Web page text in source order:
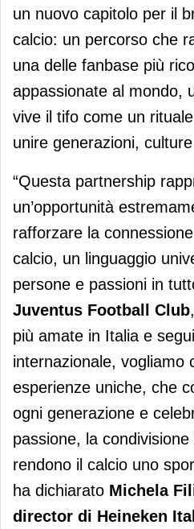
un nuovo capitolo per il
calcio: un percorso che
una delle fanbase più
appassionate al mondo,
vive il tifo come un
unire generazioni,
“Questa partnership
un’opportunità
rafforzare la
calcio, un linguaggio
persone e passioni in
Juventus Football Club
più amate in Italia e
internazionale, vogliamo
esperienze uniche, che
ogni generazione e
passione, la
rendono il calcio uno
ha dichiarato Michela
director di Heineken